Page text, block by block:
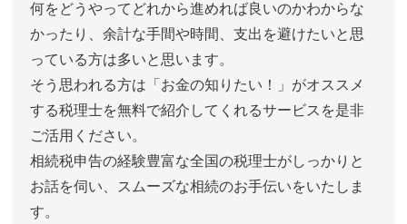
何をどうやってどれから進めれば良いのかわからな
かったり、余計な手間や時間、支出を避けたいと思
っている方は多いと思います。
そう思われる方は「お金の知りたい！」がオススメ
する税理士を無料で紹介してくれるサービスを是非
ご活用ください。
相続税申告の経験豊富な全国の税理士がしっかりと
お話を伺い、スムーズな相続のお手伝いをいたしま
す。